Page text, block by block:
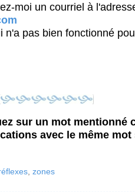
moi un courriel à
pas bien fonctionné
sur un mot mentionné
avec le même mot
, zones